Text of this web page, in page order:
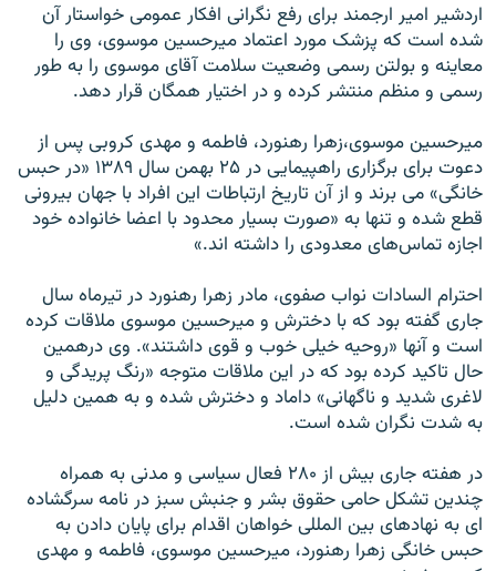
اردشير امير ارجمند برای رفع نگرانی افکار عمومی خواستار آن
شده است که پزشک مورد اعتماد ميرحسين موسوی، وی را
معاينه و بولتن رسمی وضعیت سلامت آقای موسوی را به طور
رسمی و منظم منتشر کرده و در اختيار همگان قرار دهد.
ميرحسين موسوی،زهرا رهنورد، فاطمه و مهدی کروبی پس از
دعوت برای برگزاری راهپيمايی در ۲۵ بهمن سال ۱۳۸۹ «در حبس
خانگی» می برند و از آن تاريخ ارتباطات اين افراد با جهان بيرونی
قطع شده و تنها به «صورت بسيار محدود با اعضا خانواده خود
اجازه تماس‌های معدودی را داشته اند.»
احترام السادات نواب صفوی، مادر زهرا رهنورد در تيرماه سال
جاری گفته بود که با دخترش و ميرحسين موسوی ملاقات کرده
است و آنها «روحيه خيلی خوب و قوی داشتند». وی درهمين
حال تاکيد کرده بود که در اين ملاقات متوجه «رنگ پريدگی و
لاغری شديد و ناگهانی» داماد و دخترش شده و به همين دليل
به شدت نگران شده است.
در هفته جاری بيش از ۲۸۰ فعال سياسی و مدنی به همراه
چندين تشکل حامی حقوق بشر و جنبش سبز در نامه سرگشاده
ای به نهادهای بين المللی خواهان اقدام برای پايان دادن به
حبس خانگی زهرا رهنورد، ميرحسين موسوی، فاطمه و مهدی